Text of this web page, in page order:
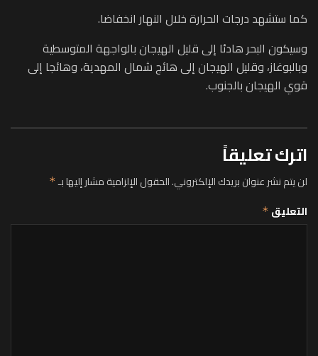
كما ستشهد درجات الحرارة خلال النهار انخفاضا.
وسيكون البحر هادئا إلى قليل الهيجان بالواجهة المتوسطية
وبالبوغاز، وقليل الهيجان إلى هائج شمال المهدية، وهائجا إلى
قوي الهيجان بالجنوب.
اترك تعليقاً
لن يتم نشر عنوان بريدك الإلكتروني.الحقول الإلزامية مشار إليها بـ*
التعليق *